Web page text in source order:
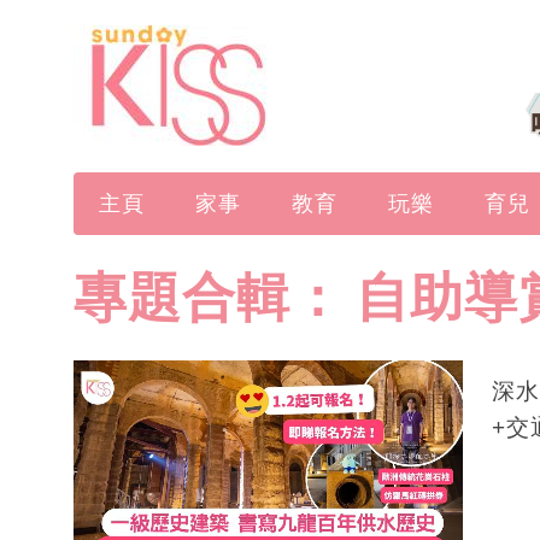
主頁 家事 教育 玩樂 育兒
專題合輯： 自助導
深
+交